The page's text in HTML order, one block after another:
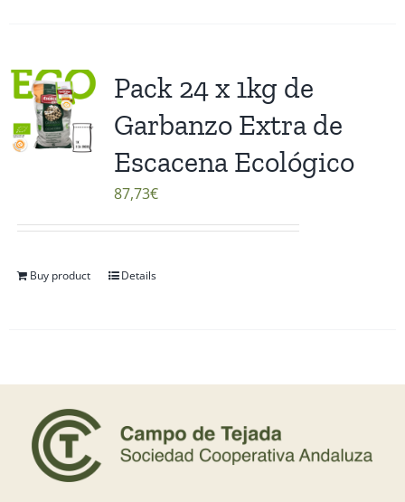
Pack 24 x 1kg de
Garbanzo Extra de
Escacena Ecológico
87,73€
Buy product Details